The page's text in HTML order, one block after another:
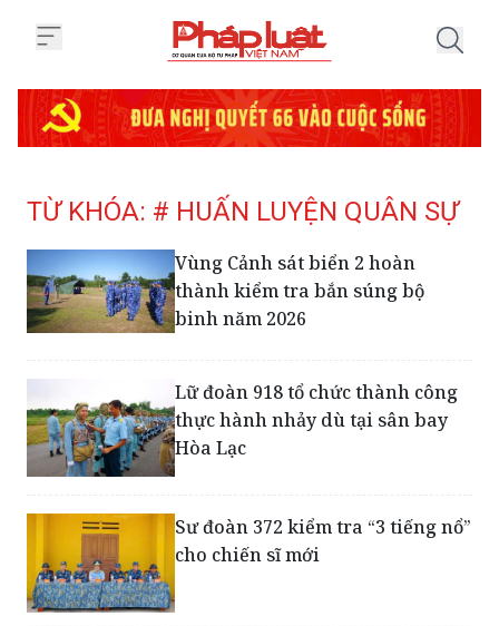
TỪ KHÓA: # HUẤN LUYỆN QUÂN SỰ
Vùng Cảnh sát biển 2 hoàn
thành kiểm tra bắn súng bộ
binh năm 2026
Lữ đoàn 918 tổ chức thành công
thực hành nhảy dù tại sân bay
Hòa Lạc
Sư đoàn 372 kiểm tra “3 tiếng nổ”
cho chiến sĩ mới